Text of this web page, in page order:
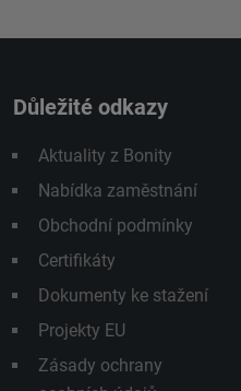
Důležité odkazy
Aktuality z Bonity
Nabídka zaměstnání
Obchodní podmínky
Certifikáty
Dokumenty ke stažení
Projekty EU
Zásady ochrany